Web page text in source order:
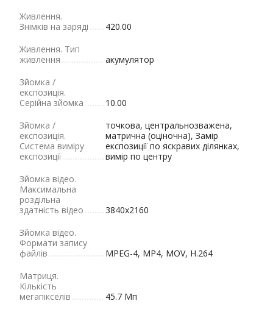
Живлення.
Знімків на заряді
420.00
Живлення. Тип
живлення
акумулятор
Зйомка /
експозиція.
Cерійна зйомка
10.00
Зйомка /
експозиція.
Система виміру
експозиції
точкова, центральнозважена,
матрична (оціночна), Замір
експозиції по яскравих ділянках,
вимір по центру
Зйомка відео.
Максимальна
роздільна
здатність відео
3840x2160
Зйомка відео.
Формати запису
файлів
MPEG-4, MP4, MOV, H.264
Матриця.
Кількість
мегапікселів
45.7 Мп